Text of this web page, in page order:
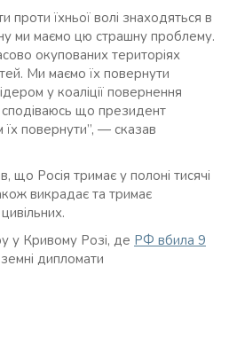
проти їхньої волі знаходяться в
ми маємо цю страшну проблему.
окупованих територіях
Ми маємо їх повернути
у коаліції повернення
що президент
повернути”, — сказав
що Росія тримає у полоні тисячі
викрадає та тримає
у Кривому Розі, де РФ вбила 9
дипломати